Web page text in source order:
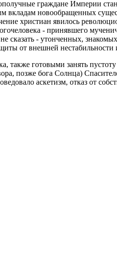
граждане Империи
вкладам новообращенных
христиан явилось
- принявшего
сказать - утонченных,
от внешней нестабильности
также готовыми занять
позже бога Солнца)
аскетизм, отказ от